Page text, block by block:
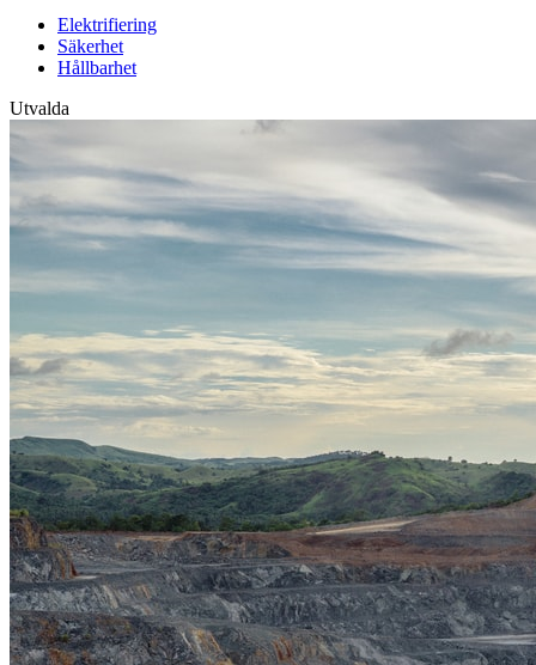
Elektrifiering
Säkerhet
Hållbarhet
Utvalda